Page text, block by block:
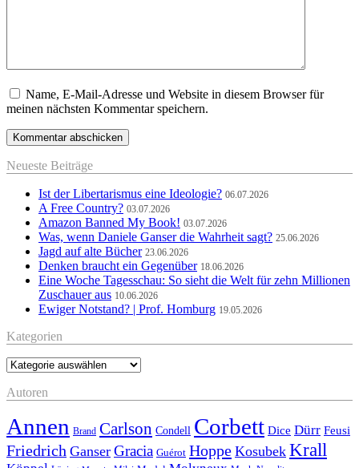
Name, E-Mail-Adresse und Website in diesem Browser für
meinen nächsten Kommentar speichern.
Neueste Beiträge
Ist der Libertarismus eine Ideologie? 06.07.2026
A Free Country? 03.07.2026
Amazon Banned My Book! 03.07.2026
Was, wenn Daniele Ganser die Wahrheit sagt? 25.06.2026
Jagd auf alte Bücher 23.06.2026
Denken braucht ein Gegenüber 18.06.2026
Eine Woche Tagesschau: So sieht die Welt für zehn Millionen
Zuschauer aus 10.06.2026
Ewiger Notstand? | Prof. Homburg 19.05.2026
Kategorien
Kategorien
Autoren
Annen Brand Carlson Condell Corbett Dice Dürr Feusi
Friedrich Ganser Gracia Guérot Hoppe Kosubek Krall